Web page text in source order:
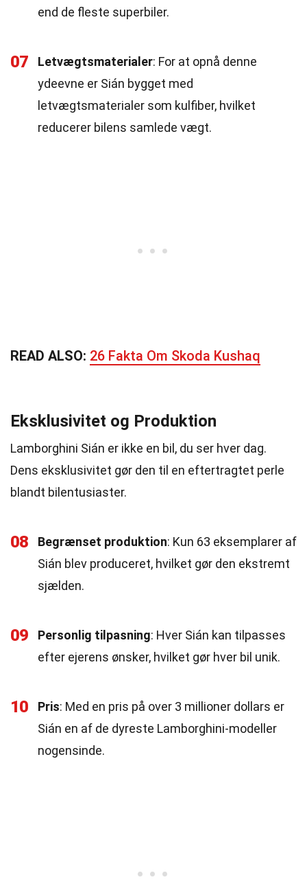
end de fleste superbiler.
07 Letvægtsmaterialer: For at opnå denne
ydeevne er Sián bygget med
letvægtsmaterialer som kulfiber, hvilket
reducerer bilens samlede vægt.
READ ALSO: 26 Fakta Om Skoda Kushaq
Eksklusivitet og Produktion
Lamborghini Sián er ikke en bil, du ser hver dag.
Dens eksklusivitet gør den til en eftertragtet perle
blandt bilentusiaster.
08 Begrænset produktion: Kun 63 eksemplarer af
Sián blev produceret, hvilket gør den ekstremt
sjælden.
09 Personlig tilpasning: Hver Sián kan tilpasses
efter ejerens ønsker, hvilket gør hver bil unik.
10 Pris: Med en pris på over 3 millioner dollars er
Sián en af de dyreste Lamborghini-modeller
nogensinde.